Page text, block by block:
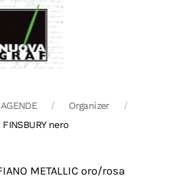
AGENDE
Organizer
nero
METALLIC oro/rosa